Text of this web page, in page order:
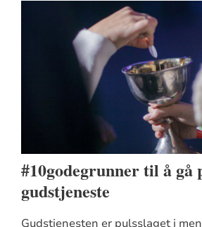
#10godegrunner til å gå
gudstjeneste
Gudstjenesten er pulsslaget i